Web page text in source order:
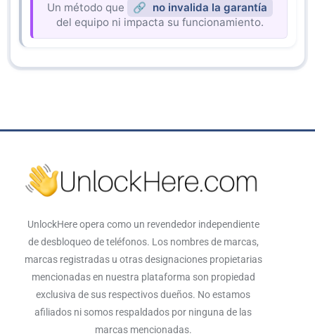
Un método que
no invalida la garantía
del equipo ni impacta su funcionamiento.
UnlockHere opera como un revendedor independiente
de desbloqueo de teléfonos. Los nombres de marcas,
marcas registradas u otras designaciones propietarias
mencionadas en nuestra plataforma son propiedad
exclusiva de sus respectivos dueños. No estamos
afiliados ni somos respaldados por ninguna de las
marcas mencionadas.